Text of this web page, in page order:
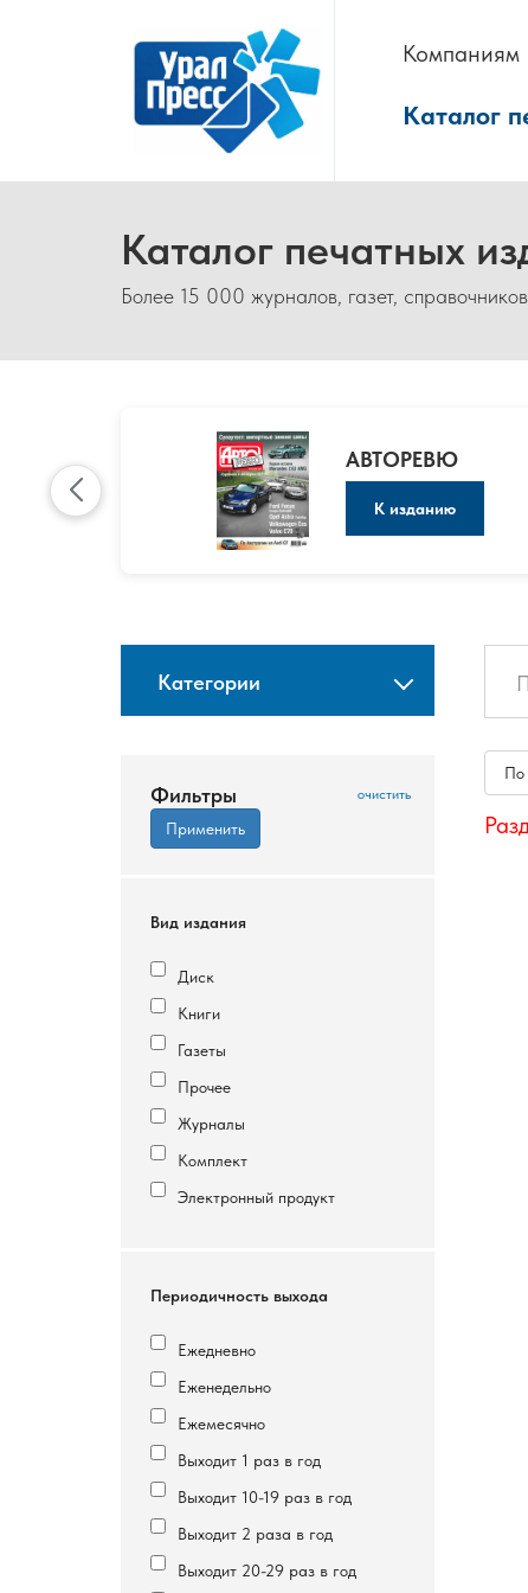
Компаниям
Каталог
Каталог печатных
Более 15 000 журналов, газет,
АВТОРЕВЮ
К изданию
Категории
Фильтры
Вид издания
Диск
Книги
Газеты
Прочее
Журналы
Комплект
Электронный продукт
Периодичность выхода
Ежедневно
Еженедельно
Ежемесячно
Выходит 1 раз в год
Выходит 10-19 раз в год
Выходит 2 раза в год
Выходит 20-29 раз в год
По